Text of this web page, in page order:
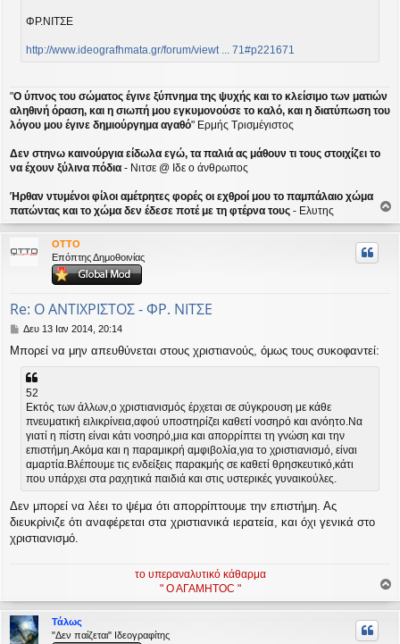
ΦΡ.ΝΙΤΣΕ
http://www.ideografhmata.gr/forum/viewt ... 71#p221671
"Ο ύπνος του σώματος έγινε ξύπνημα της ψυχής και το κλείσιμο των ματιών
αληθινή όραση, και η σιωπή μου εγκυμονούσε το καλό, και η διατύπωση του
λόγου μου έγινε δημιούργημα αγαθό" Ερμής Τρισμέγιστος
Δεν στηνω καινούργια είδωλα εγώ, τα παλιά ας μάθουν τι τους στοιχίζει το
να έχουν ξύλινα πόδια - Νιτσε @ Ιδε ο άνθρωπος
Ήρθαν ντυμένοι φίλοι αμέτρητες φορές οι εχθροί μου το παμπάλαιο χώμα
πατώντας και το χώμα δεν έδεσε ποτέ με τη φτέρνα τους - Ελυτης
ο
ρ
OTTO
Επόπτης Δημοθοινίας
Re: Ο ΑΝΤΙΧΡΙΣΤΟΣ - ΦΡ. ΝΙΤΣΕ
Δ
μ
ο
σ
σ
Δευ 13 Ιαν 2014, 20:14
Μπορεί να μην απευθύνεται στους χριστιανούς, όμως τους συκοφαντεί:
52
Εκτός των άλλων,ο χριστιανισμός έρχεται σε σύγκρουση με κάθε
πνευματική ειλικρίνεια,αφού υποστηρίζει καθετί νοσηρό και ανόητο.Να
γιατί η πίστη είναι κάτι νοσηρό,μια και απορρίπτει τη γνώση και την
επιστήμη.Ακόμα και η παραμικρή αμφιβολία,για το χριστιανισμό, είναι
αμαρτία.Βλέπουμε τις ενδείξεις παρακμής σε καθετί θρησκευτικό,κάτι
που υπάρχει στα ραχητικά παιδιά και στις υστερικές γυναικούλες.
Δεν μπορεί να λέει το ψέμα ότι απορρίπτουμε την επιστήμη. Ας
διευκρίνιζε ότι αναφέρεται στα χριστιανικά ιερατεία, και όχι γενικά στο
χριστιανισμό.
το υπεραναλυτικό κάθαρμα
" Ο ΑΓΑΜΗΤΟC "
ρ
Τάλως
"Δεν παίζεται" Ιδεογραφίτης